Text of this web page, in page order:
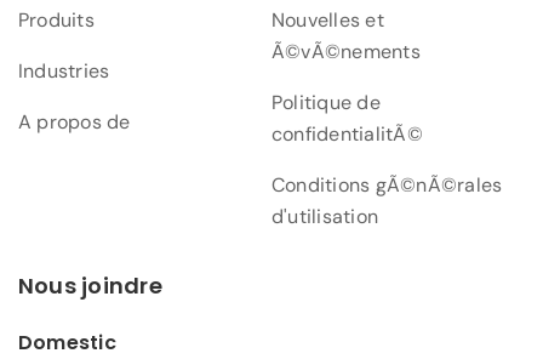
Produits
Industries
A propos de
Nouvelles et
Ã©vÃ©nements
Politique de
confidentialitÃ©
Conditions gÃ©nÃ©rales
d'utilisation
Nous joindre
Domestic